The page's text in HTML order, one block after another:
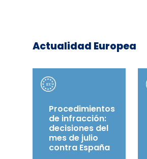
Actualidad Europea
Procedimientos
de infracción:
decisiones del
mes de julio
contra España